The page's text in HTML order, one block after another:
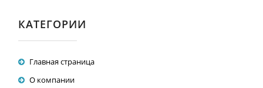
КАТЕГОРИИ
Главная страница
О компании